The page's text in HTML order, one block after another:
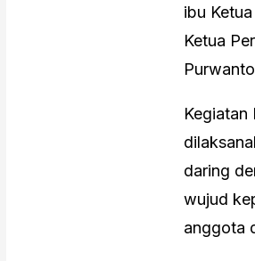
ibu
Ketua
Kegiatan
daring
wujud
anggota